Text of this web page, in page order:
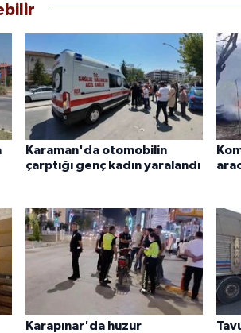
Karaman'da otomobilin
çarptığı genç kadın yaralandı
Karapınar'da huzur